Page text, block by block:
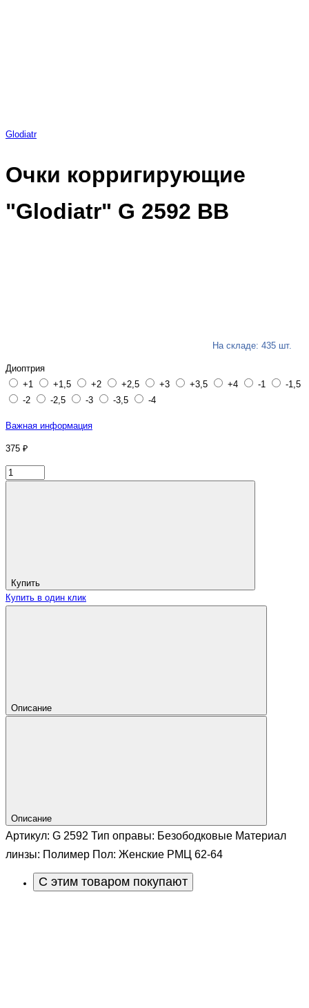
Glodiatr
Очки корригирующие
"Glodiatr" G 2592 BB
На складе: 435 шт.
Диоптрия
+1
+1,5 +2 +2,5 +3 +3,5 +4 -1
-1,5
-2
-2,5 -3 -3,5 -4
Важная информация
375 ₽
Купить
Купить в один клик
Описание
Описание
Артикул: G 2592 Тип оправы: Безободковые Материал
линзы: Полимер Пол: Женские РМЦ 62-64
С этим товаром покупают